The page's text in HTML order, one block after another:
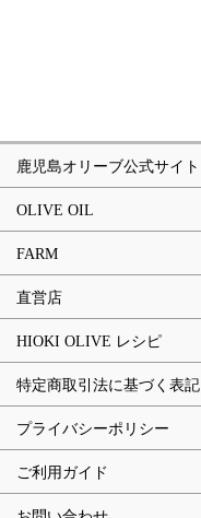
鹿児島オリーブ公式サイト
OLIVE OIL
FARM
直営店
HIOKI OLIVE レシピ
特定商取引法に基づく表記
プライバシーポリシー
ご利用ガイド